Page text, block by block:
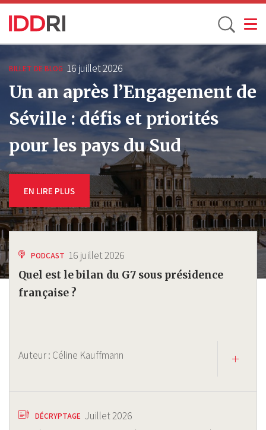
au
contenu
principal
Toggle
BILLET DE BLOG 16 juillet 2026
Un an après l’Engagement de
Séville : défis et priorités
pour les pays du Sud
EN LIRE PLUS
PODCAST 16 juillet 2026
Quel est le bilan du G7 sous présidence
française ?
Auteur : Céline Kauffmann
DÉCRYPTAGE Juillet 2026